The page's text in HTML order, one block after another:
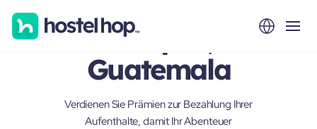
Lanquín,
Guatemala
Verdienen Sie Prämien zur Bezahlung Ihrer
Aufenthalte, damit Ihr Abenteuer